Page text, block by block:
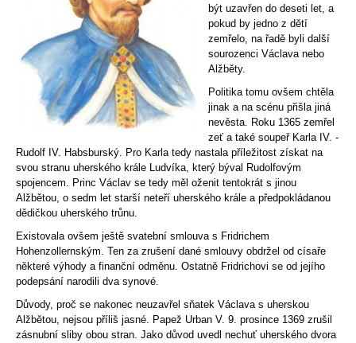
být uzavřen do deseti let, a
pokud by jedno z dětí
zemřelo, na řadě byli další
sourozenci Václava nebo
Alžběty.
Politika tomu ovšem chtěla
jinak a na scénu přišla jiná
nevěsta. Roku 1365 zemřel
zeť a také soupeř Karla IV. -
Rudolf IV. Habsburský. Pro Karla tedy nastala příležitost získat na
svou stranu uherského krále Ludvíka, který býval Rudolfovým
spojencem. Princ Václav se tedy měl oženit tentokrát s jinou
Alžbětou, o sedm let starší neteří uherského krále a předpokládanou
dědičkou uherského trůnu.
Existovala ovšem ještě svatební smlouva s Fridrichem
Hohenzollernským. Ten za zrušení dané smlouvy obdržel od císaře
některé výhody a finanční odměnu. Ostatně Fridrichovi se od jejího
podepsání narodili dva synové.
Důvody, proč se nakonec neuzavřel sňatek Václava s uherskou
Alžbětou, nejsou příliš jasné. Papež Urban V. 9. prosince 1369 zrušil
zásnubní sliby obou stran. Jako důvod uvedl nechuť uherského dvora